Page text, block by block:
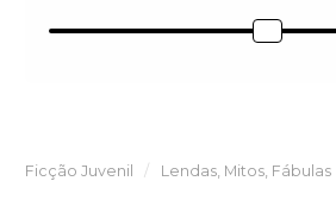
Ficção Juvenil Lendas, Mitos, Fábulas